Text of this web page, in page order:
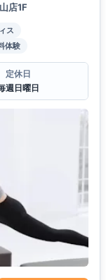
店1F
ス
体験
定休日
週日曜日